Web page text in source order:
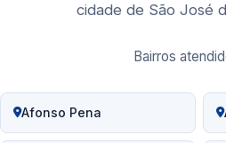
cidade de São José
Bairros
Afonso Pena